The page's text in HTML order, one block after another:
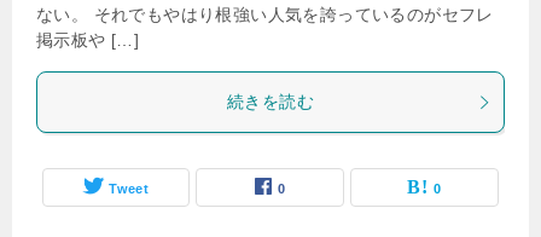
ない。 それでもやはり根強い人気を誇っているのがセフレ
掲示板や […]
続きを読む
Tweet 0 0